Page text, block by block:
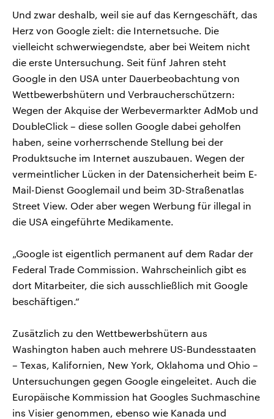
Und zwar deshalb, weil sie auf das Kerngeschäft, das
Herz von Google zielt: die Internetsuche. Die
vielleicht schwerwiegendste, aber bei Weitem nicht
die erste Untersuchung. Seit fünf Jahren steht
Google in den USA unter Dauerbeobachtung von
Wettbewerbshütern und Verbraucherschützern:
Wegen der Akquise der Werbevermarkter AdMob und
DoubleClick – diese sollen Google dabei geholfen
haben, seine vorherrschende Stellung bei der
Produktsuche im Internet auszubauen. Wegen der
vermeintlicher Lücken in der Datensicherheit beim E-
Mail-Dienst Googlemail und beim 3D-Straßenatlas
Street View. Oder aber wegen Werbung für illegal in
die USA eingeführte Medikamente.
„Google ist eigentlich permanent auf dem Radar der
Federal Trade Commission. Wahrscheinlich gibt es
dort Mitarbeiter, die sich ausschließlich mit Google
beschäftigen.“
Zusätzlich zu den Wettbewerbshütern aus
Washington haben auch mehrere US-Bundesstaaten
– Texas, Kalifornien, New York, Oklahoma und Ohio –
Untersuchungen gegen Google eingeleitet. Auch die
Europäische Kommission hat Googles Suchmaschine
ins Visier genommen, ebenso wie Kanada und